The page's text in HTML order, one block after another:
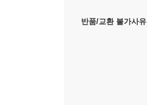
반품/교환 불가사유